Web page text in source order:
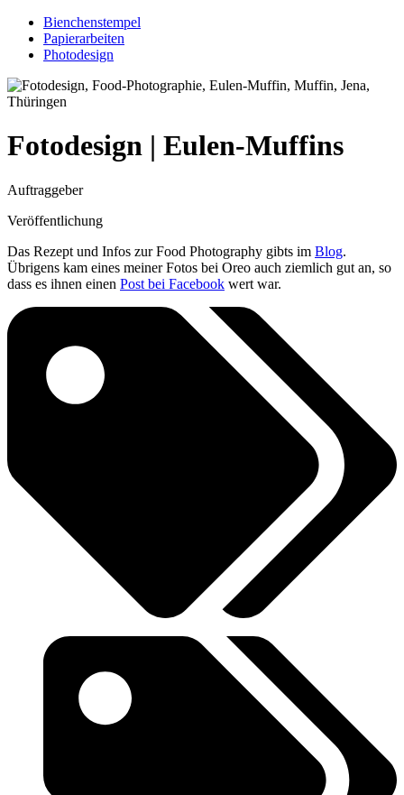
Bienchenstempel
Papierarbeiten
Photodesign
Fotodesign | Eulen-Muffins
Auftraggeber
Veröffentlichung
Das Rezept und Infos zur Food Photography gibts im Blog.
Übrigens kam eines meiner Fotos bei Oreo auch ziemlich gut an, so
dass es ihnen einen Post bei Facebook wert war.